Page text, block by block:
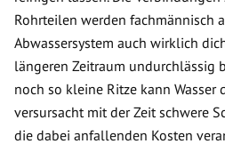
Rohrteilen werden fachmännisch
Abwassersystem auch wirklich
längeren Zeitraum undurchlässig
noch so kleine Ritze kann Wasser
versursacht mit der Zeit schwere
die dabei anfallenden Kosten